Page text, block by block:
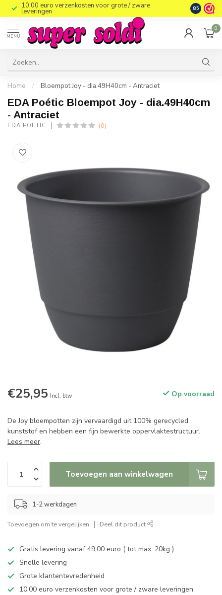
10,00 euro verzenkosten voor grote / zware
leveringen 8.5
MENU
0
Home / Bloempot Joy - dia.49H40cm - Antraciet
EDA Poétic Bloempot Joy - dia.49H40cm
- Antraciet
EDA POÉTIC (0)
€25,95 Incl. btw Op voorraad
De Joy bloempotten zijn vervaardigd uit 100% gerecycled
kunststof en hebben een fijn bewerkte oppervlaktestructuur.
Lees meer.
Toevoegen aan winkelwagen
1-2 werkdagen
Toevoegen om te vergelijken Deel dit product
Gratis levering vanaf 49,00 euro ( tot max. 20kg )
Snelle levering
Grote klantentevredenheid
10,00 euro verzenkosten voor grote / zware leveringen